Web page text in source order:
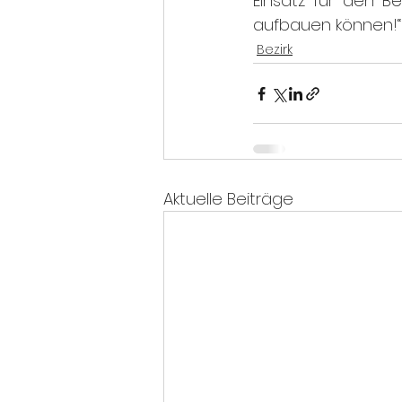
aufbauen können!“
Bezirk
Aktuelle Beiträge